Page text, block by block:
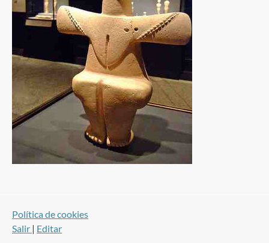
Política de cookies
Salir | Editar